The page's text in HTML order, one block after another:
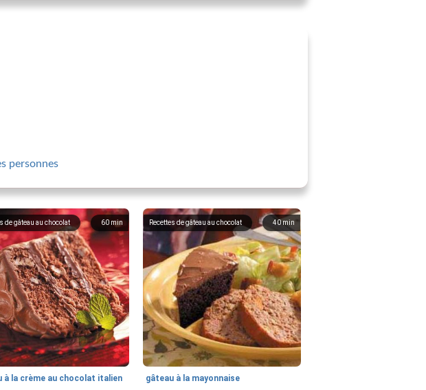
personnes
60 min
de gâteau au chocolat
à la crème au chocolat italien
40min
Recettes de gâteau au chocolat
gâteau à la mayonnaise